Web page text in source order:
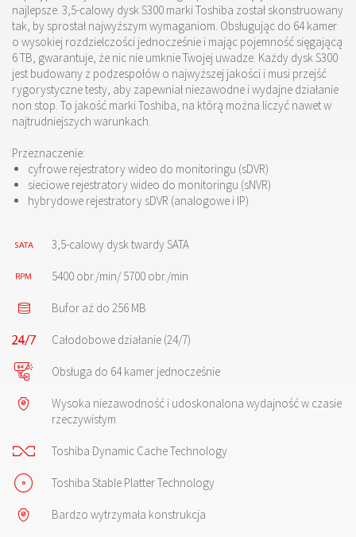
najlepsze. 3,5-calowy dysk S300 marki Toshiba został skonstruowany
tak, by sprostał najwyższym wymaganiom. Obsługując do 64 kamer
o wysokiej rozdzielczości jednocześnie i mając pojemność sięgającą
6 TB, gwarantuje, że nic nie umknie Twojej uwadze. Każdy dysk S300
jest budowany z podzespołów o najwyższej jakości i musi przejść
rygorystyczne testy, aby zapewniał niezawodne i wydajne działanie
non stop. To jakość marki Toshiba, na którą można liczyć nawet w
najtrudniejszych warunkach.
Przeznaczenie:
cyfrowe rejestratory wideo do monitoringu (sDVR)
sieciowe rejestratory wideo do monitoringu (sNVR)
hybrydowe rejestratory sDVR (analogowe i IP)
3,5-calowy dysk twardy SATA
5400 obr./min/ 5700 obr./min
Bufor aż do 256 MB
Całodobowe działanie (24/7)
Obsługa do 64 kamer jednocześnie
Wysoka niezawodność i udoskonalona wydajność w czasie
rzeczywistym
Toshiba Dynamic Cache Technology
Toshiba Stable Platter Technology
Bardzo wytrzymała konstrukcja